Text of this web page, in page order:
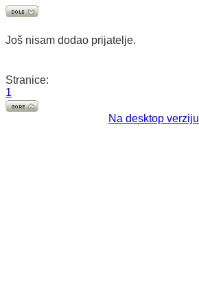
Još nisam dodao prijatelje.
Stranice:
1
Na desktop verziju